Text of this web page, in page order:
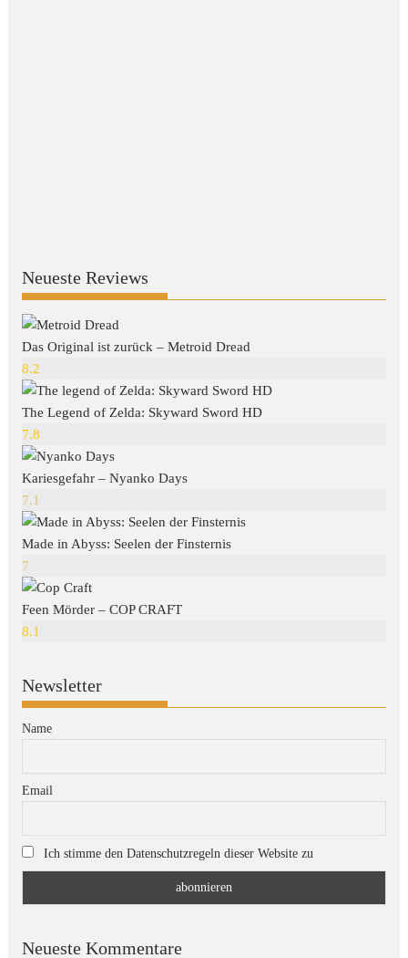
Neueste Reviews
Das Original ist zurück – Metroid Dread
8.2
The Legend of Zelda: Skyward Sword HD
7.8
Kariesgefahr – Nyanko Days
7.1
Made in Abyss: Seelen der Finsternis
7
Feen Mörder – COP CRAFT
8.1
Newsletter
Name
Email
Ich stimme den Datenschutzregeln dieser Website zu
Neueste Kommentare